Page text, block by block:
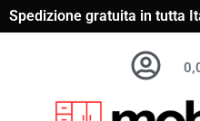
Spedizione gratuita in tutta